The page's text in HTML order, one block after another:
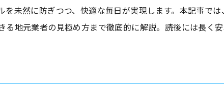
未然に防ぎつつ、快適な毎日が実現します。本記事で
地元業者の見極め方まで徹底的に解説。読後には長く